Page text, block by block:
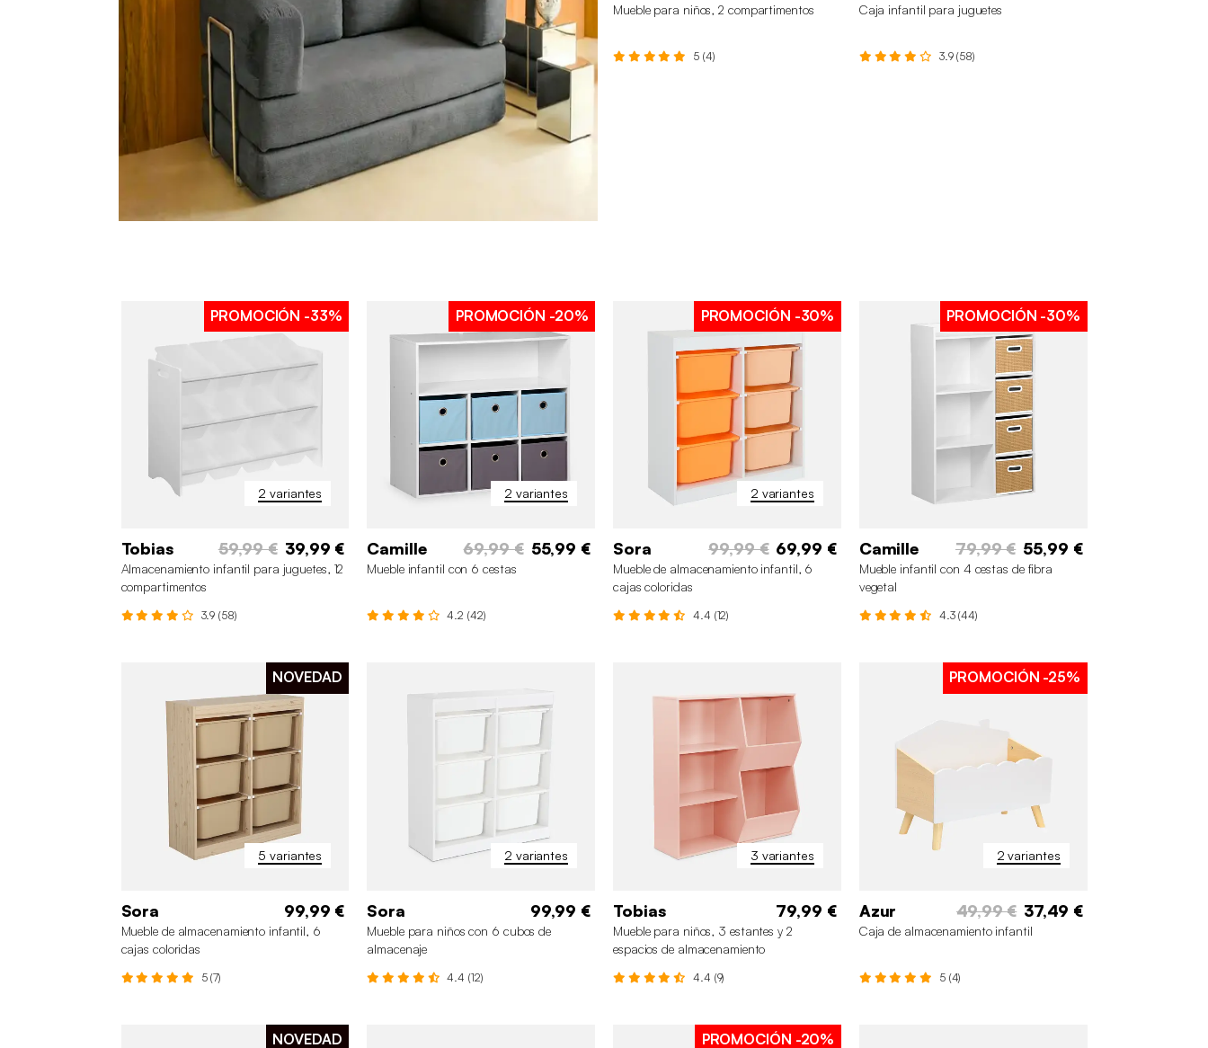
Mueble para niños, 2 compartimentos
5 (4)
Caja infantil para juguetes
3.9 (58)
2 variantes
PROMOCIÓN -33%
Tobias 59,99 € 39,99 €
Almacenamiento infantil para juguetes, 12
compartimentos
3.9 (58)
2 variantes
PROMOCIÓN -20%
Camille 69,99 € 55,99 €
Mueble infantil con 6 cestas
4.2 (42)
2 variantes
PROMOCIÓN -30%
Sora 99,99 € 69,99 €
Mueble de almacenamiento infantil, 6
cajas coloridas
4.4 (12)
PROMOCIÓN -30%
Camille 79,99 € 55,99 €
Mueble infantil con 4 cestas de fibra
vegetal
4.3 (44)
5 variantes
NOVEDAD
Sora 99,99 €
Mueble de almacenamiento infantil, 6
cajas coloridas
5 (7)
2 variantes
Sora 99,99 €
Mueble para niños con 6 cubos de
almacenaje
4.4 (12)
3 variantes
Tobias 79,99 €
Mueble para niños, 3 estantes y 2
espacios de almacenamiento
4.4 (9)
2 variantes
PROMOCIÓN -25%
Azur 49,99 € 37,49 €
Caja de almacenamiento infantil
5 (4)
NOVEDAD PROMOCIÓN -20%